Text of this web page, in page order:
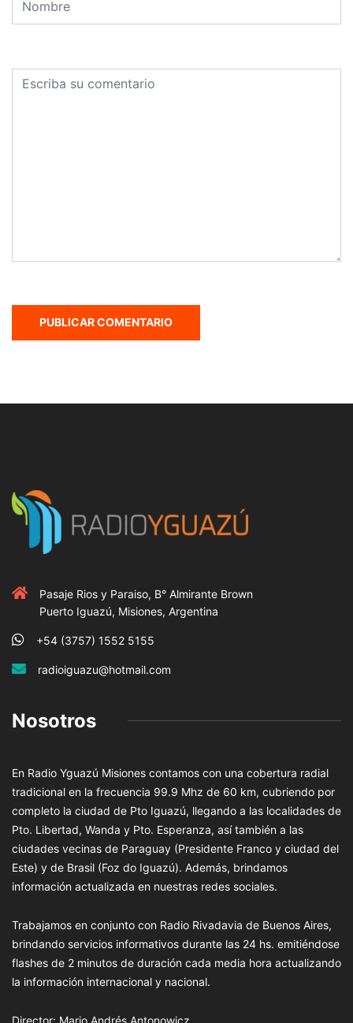
Pasaje Rios y Paraiso, B° Almirante Brown
Puerto Iguazú, Misiones, Argentina
+54 (3757) 1552 5155
radioiguazu@hotmail.com
Nosotros
En Radio Yguazú Misiones contamos con una cobertura radial
tradicional en la frecuencia 99.9 Mhz de 60 km, cubriendo por
completo la ciudad de Pto Iguazú, llegando a las localidades de
Pto. Libertad, Wanda y Pto. Esperanza, así también a las
ciudades vecinas de Paraguay (Presidente Franco y ciudad del
Este) y de Brasil (Foz do Iguazú). Además, brindamos
información actualizada en nuestras redes sociales.
Trabajamos en conjunto con Radio Rivadavia de Buenos Aires,
brindando servicios informativos durante las 24 hs. emitiéndose
flashes de 2 minutos de duración cada media hora actualizando
la información internacional y nacional.
Director: Mario Andrés Antonowicz